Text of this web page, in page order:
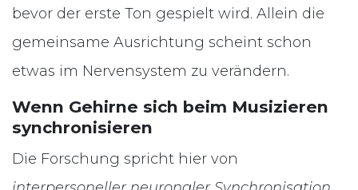
bevor der erste Ton gespielt wird. Allein die
gemeinsame Ausrichtung scheint schon
etwas im Nervensystem zu verändern.
Wenn Gehirne sich beim Musizieren
synchronisieren
Die Forschung spricht hier von